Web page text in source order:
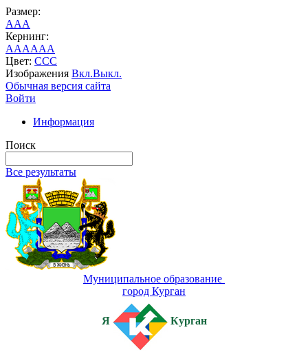
Размер:
AAA
Кернинг:
AAAAAA
Цвет: CCC
Изображения Вкл.Выкл.
Обычная версия сайта
Войти
Информация
Поиск
Все результаты
Муниципальное образование
город Курган
Я Курган